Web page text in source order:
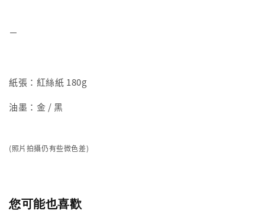
－
紙張：紅絲紙 180g
油墨：金 / 黑
(照片拍攝仍有些微色差)
您可能也喜歡